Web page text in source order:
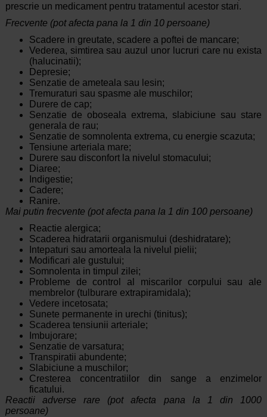
prescrie un medicament pentru tratamentul acestor stari.
Frecvente (pot afecta pana la 1 din 10 persoane)
Scadere in greutate, scadere a poftei de mancare;
Vederea, simtirea sau auzul unor lucruri care nu exista
(halucinatii);
Depresie;
Senzatie de ameteala sau lesin;
Tremuraturi sau spasme ale muschilor;
Durere de cap;
Senzatie de oboseala extrema, slabiciune sau stare
generala de rau;
Senzatie de somnolenta extrema, cu energie scazuta;
Tensiune arteriala mare;
Durere sau disconfort la nivelul stomacului;
Diaree;
Indigestie;
Cadere;
Ranire.
Mai putin frecvente (pot afecta pana la 1 din 100 persoane)
Reactie alergica;
Scaderea hidratarii organismului (deshidratare);
Intepaturi sau amorteala la nivelul pielii;
Modificari ale gustului;
Somnolenta in timpul zilei;
Probleme de control al miscarilor corpului sau ale
membrelor (tulburare extrapiramidala);
Vedere incetosata;
Sunete permanente in urechi (tinitus);
Scaderea tensiunii arteriale;
Imbujorare;
Senzatie de varsatura;
Transpiratii abundente;
Slabiciune a muschilor;
Cresterea concentratiilor din sange a enzimelor
ficatului.
Reactii adverse rare (pot afecta pana la 1 din 1000
persoane)